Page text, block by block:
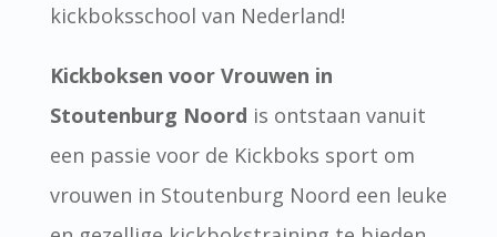
kickboksschool van Nederland!
Kickboksen voor Vrouwen in
Stoutenburg Noord is ontstaan vanuit
een passie voor de Kickboks sport om
vrouwen in Stoutenburg Noord een leuke